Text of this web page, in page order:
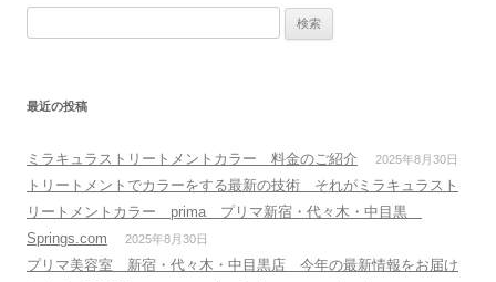
最近の投稿
ミラキュラストリートメントカラー 料金のご紹介 2025年8月30日
トリートメントでカラーをする最新の技術 それがミラキュラスト
リートメントカラー prima プリマ新宿・代々木・中目黒
Springs.com
2025年8月30日
プリマ美容室 新宿・代々木・中目黒店 今年の最新情報をお届け